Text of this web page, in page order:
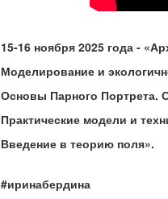
15-16 ноября 2025 года -
Моделирование и
Основы Парного Портрета.
Практические модели и
Введение в теорию поля».
#иринабердина